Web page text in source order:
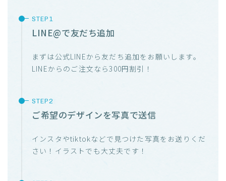
LINE@で友だち追加
まずは公式LINEから友だち追加をお願いします。
LINEからのご注文なら300円割引！
ご希望のデザインを写真で送信
インスタやtiktokなどで見つけた写真をお送りくだ
さい！イラストでも大丈夫です！